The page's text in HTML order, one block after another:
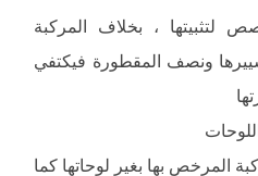
لتثبیتھا ، بخلاف المركبة
ونصف المقطورة فیكتفي
المرخص بھا بغیر لوحاتھا كما